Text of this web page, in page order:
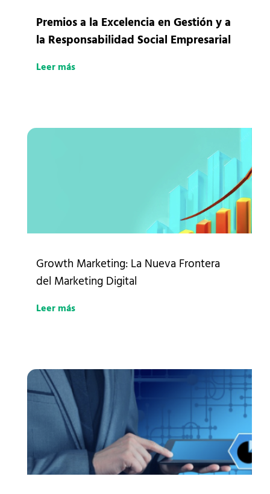
Premios a la Excelencia en Gestión y a
la Responsabilidad Social Empresarial
Leer más
Growth Marketing: La Nueva Frontera
del Marketing Digital
Leer más